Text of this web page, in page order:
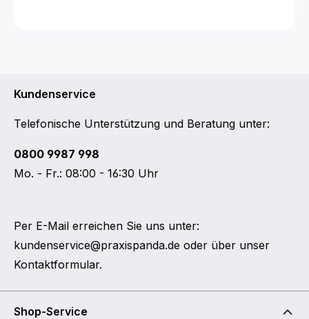
Kundenservice
Telefonische Unterstützung und Beratung unter:
0800 9987 998
Mo. - Fr.: 08:00 - 16:30 Uhr
Per E-Mail erreichen Sie uns unter:
kundenservice@praxispanda.de oder über unser
Kontaktformular.
Shop-Service